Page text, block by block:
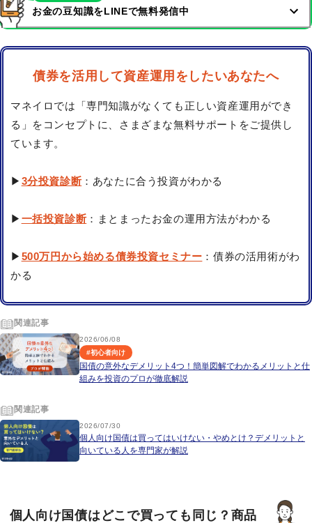
お金の豆知識をLINEで無料発信中
債券を活用して資産運用をしたいあなたへ
マネイロでは「専門知識がなくても正しい資産運用ができ
る」をコンセプトに、さまざまな無料サポートをご提供し
ています。
▶ 3分投資診断：あなたに合う投資がわかる
▶ 一括投資診断：まとまったお金の運用方法がわかる
▶ 500万円から始める債券投資セミナー ：債券の活用術がわ
かる
関連記事
2026/06/08
#初心者向け
国債の意外なデメリット4つ！簡単図解でわかるメリットと仕
組みを投資のプロが徹底解説
関連記事
2026/07/30
個人向け国債は買ってはいけない・やめとけ？デメリットと
向いている人を専門家が解説
個人向け国債はどこで買っても同じ？商品